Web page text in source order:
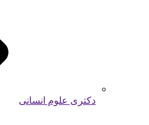
دکتری علوم انسانی